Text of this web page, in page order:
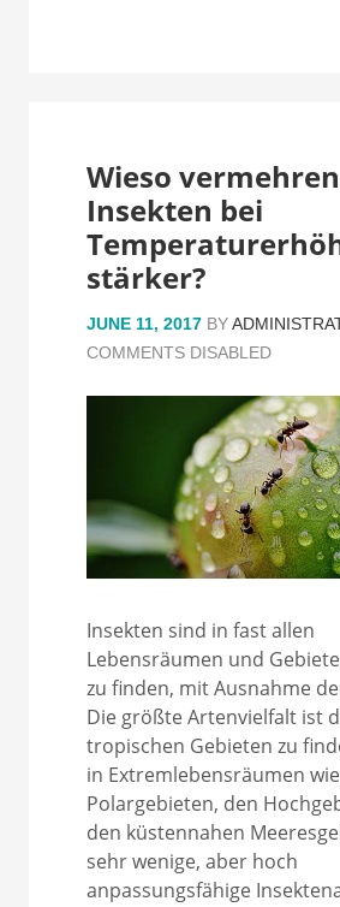
Wieso
Insekten bei
stärker?
JUNE 11, 2017 BY
COMMENTS DISABLED
Insekten sind in fast allen
Lebensräumen und
zu finden, mit Ausnahme
Die größte Artenvielfalt ist
tropischen Gebieten zu
in Extremlebensräumen
Polargebieten, den
den küstennahen
sehr wenige, aber hoch
anpassungsfähige